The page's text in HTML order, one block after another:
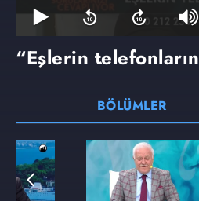
“Eşlerin
BÖLÜMLER